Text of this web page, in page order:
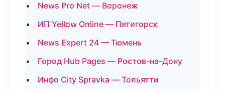
News Pro Net — Воронеж
ИП Yellow Online — Пятигорск
News Expert 24 — Тюмень
Город Hub Pages — Ростов-на-Дону
Инфо City Spravka — Тольятти